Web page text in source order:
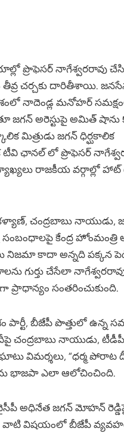
ప్రొఫెసర్ నాగేశ్వరరావు
తీవ్ర చర్చకు దారితీశాయి.
నాదెండ్ల మనోహర్
జగన్ అరెస్టుపై అమిత్ షాను
మిత్రుడు జగన్ ధిర్ఘకాలిక
టీవి ఛానల్ లో ప్రొఫెసర్
రాజకీయ వర్గాల్లో
చంద్రబాబు నాయుడు,
కేంద్ర
నిజమా కాదా అన్నది పక్కన
గుర్తు చేసేలా
ప్రాధాన్యం సంతరించుకుంది.
పార్టీ, బీజేపీ పొత్తులో ఉన్న
చంద్రబాబు నాయుడు, టీడీపీ
విమర్శలు, “ధర్మ పోరాట
భాజపా ఎలా ఆలోచించింది.
అధినేత జగన్ మోహన్
వాటి విషయంలో బీజేపీ